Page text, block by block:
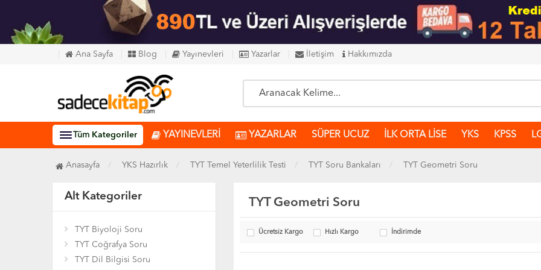
Ana Sayfa Blog Yayınevleri Yazarlar İletişim Hakkımızda
Tüm Kategoriler YAYINEVLERİ YAZARLAR SÜPER UCUZ İLK ORTA LİSE YKS KPSS
Anasayfa YKS Hazırlık TYT Temel Yeterlilik Testi TYT Soru Bankaları TYT Geometri Soru
Alt Kategoriler
TYT Biyoloji Soru
TYT Coğrafya Soru
TYT Dil Bilgisi Soru
TYT Geometri Soru
Ücretsiz Kargo Hızlı Kargo İndirimde